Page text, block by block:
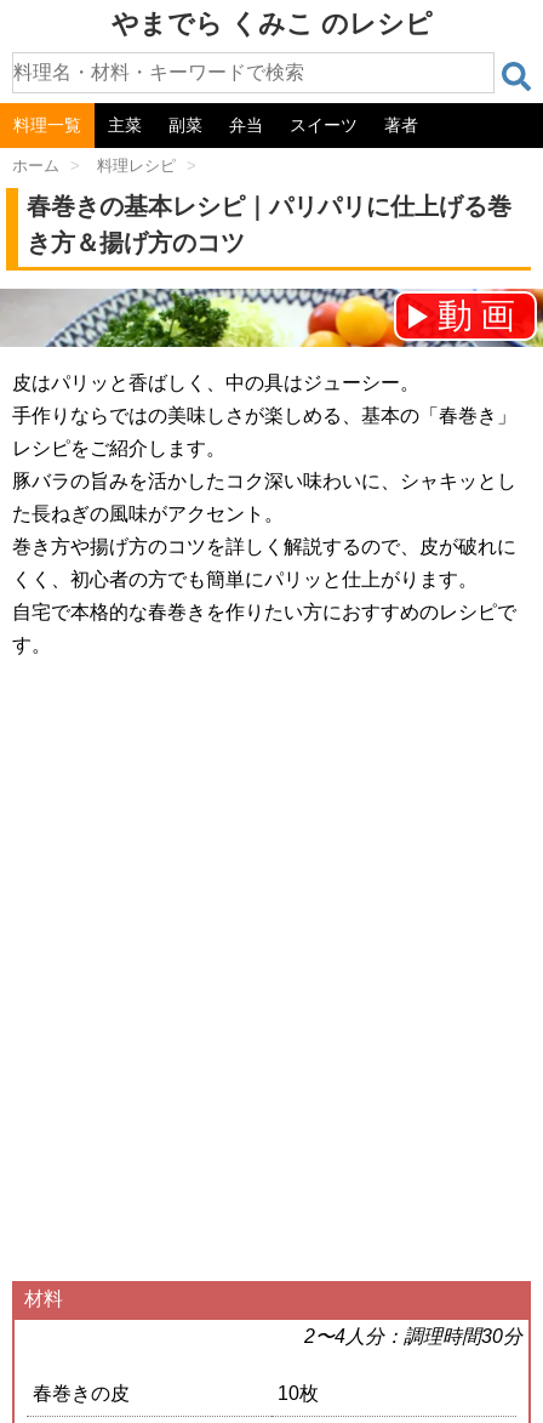
やまでら くみこ のレシピ
料理一覧 主菜 副菜 弁当 スイーツ 著者
ホーム > 料理レシピ >
春巻きの基本レシピ｜パリパリに仕上げる巻
き方＆揚げ方のコツ
動画
チャンネル登録をお願いします！⇒
皮はパリッと香ばしく、中の具はジューシー。
手作りならではの美味しさが楽しめる、基本の「春巻き」
レシピをご紹介します。
豚バラの旨みを活かしたコク深い味わいに、シャキッとし
た長ねぎの風味がアクセント。
巻き方や揚げ方のコツを詳しく解説するので、皮が破れに
くく、初心者の方でも簡単にパリッと仕上がります。
自宅で本格的な春巻きを作りたい方におすすめのレシピで
す。
材料
2〜4人分：調理時間30分
春巻きの皮 10枚